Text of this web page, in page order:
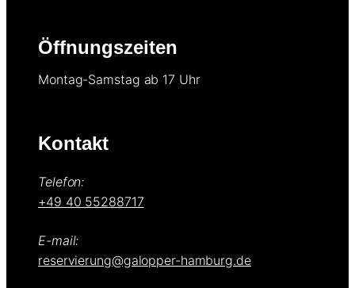
Öffnungszeiten
Montag-Samstag ab 17 Uhr
Kontakt
Telefon:
+49 40 55288717
E-mail:
reservierung@galopper-hamburg.de